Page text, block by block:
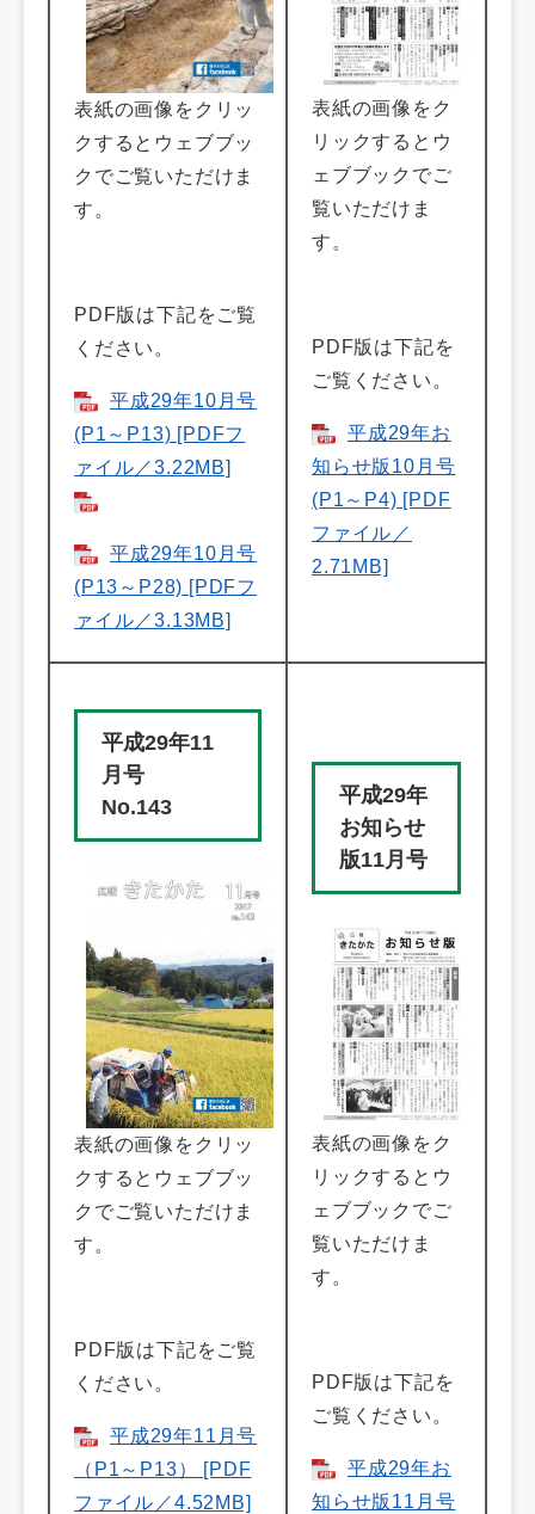
表紙の画像をクリッ
クするとウェブブッ
クでご覧いただけま
す。
PDF版は下記をご覧
ください。
平成29年10月号
(P1～P13) [PDFフ
ァイル／3.22MB]
平成29年10月号
(P13～P28) [PDFフ
ァイル／3.13MB]
表紙の画像をク
リックするとウ
ェブブックでご
覧いただけま
す。
PDF版は下記を
ご覧ください。
平成29年お
知らせ版10月号
(P1～P4) [PDF
ファイル／
2.71MB]
平成29年11
月号
No.143
表紙の画像をクリッ
クするとウェブブッ
クでご覧いただけま
す。
PDF版は下記をご覧
ください。
平成29年11月号
（P1～P13） [PDF
ファイル／4.52MB]
平成29年
お知らせ
版11月号
表紙の画像をク
リックするとウ
ェブブックでご
覧いただけま
す。
PDF版は下記を
ご覧ください。
平成29年お
知らせ版11月号